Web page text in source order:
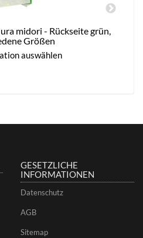
midori - Rückseite grün,
Größen
auswählen
GESETZLICHE
INFORMATIONEN
Datenschutz
AGB
Sitemap